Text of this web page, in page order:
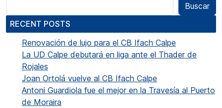
Buscar
RECENT POSTS
Renovación de lujo para el CB Ifach Calpe
La UD Calpe debutará en liga ante el Thader de
Rojales
Joan Ortolá vuelve al CB Ifach Calpe
Antoni Guardiola fue el mejor en la Travesía al Puerto
de Moraira